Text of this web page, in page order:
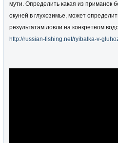
мути. Определить какая из приманок
окуней в глухозимье, может
результатам ловли на конкретном
http://russian-fishing.net/ryibalka-v-